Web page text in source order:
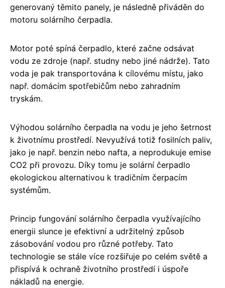
generovaný těmito panely, je následně přiváděn do
motoru solárního čerpadla.
Motor poté spíná čerpadlo, které začne odsávat
vodu ze zdroje (např. studny nebo jiné nádrže). Tato
voda je pak transportována k cílovému místu, jako
např. domácím spotřebičům nebo zahradním
tryskám.
Výhodou solárního čerpadla na vodu je jeho šetrnost
k životnímu prostředí. Nevyužívá totiž fosilních paliv,
jako je např. benzin nebo nafta, a neprodukuje emise
CO2 při provozu. Díky tomu je solární čerpadlo
ekologickou alternativou k tradičním čerpacím
systémům.
Princip fungování solárního čerpadla využívajícího
energii slunce je efektivní a udržitelný způsob
zásobování vodou pro různé potřeby. Tato
technologie se stále více rozšiřuje po celém světě a
přispívá k ochraně životního prostředí i úspoře
nákladů na energie.